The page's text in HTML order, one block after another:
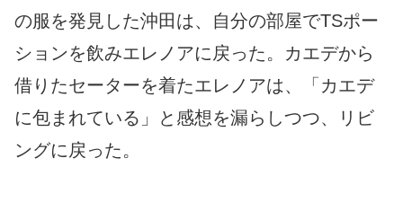
の服を発見した沖田は、自分の部屋でTSポー
ションを飲みエレノアに戻った。カエデから
借りたセーターを着たエレノアは、「カエデ
に包まれている」と感想を漏らしつつ、リビ
ングに戻った。